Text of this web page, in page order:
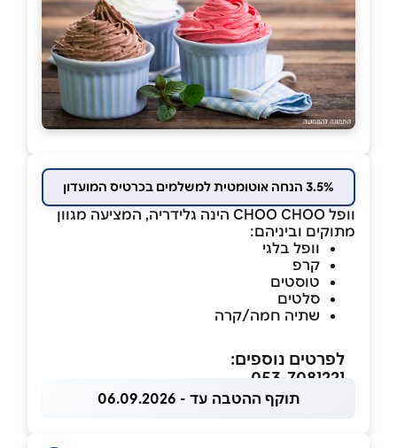
3.5% הנחה אוטומטית למשלמים בכרטיס המועדון
וופל CHOO CHOO הינה גלידריה, המציעה מגוון
מתוקים וביניהם:
וופל בלגי
קרפ
טוסטים
סלטים
שתיה חמה/קרה
לפרטים נוספים:
תוקף ההטבה עד - 06.09.2026